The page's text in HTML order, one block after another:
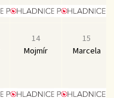
14
Mojmír
15
Marcela